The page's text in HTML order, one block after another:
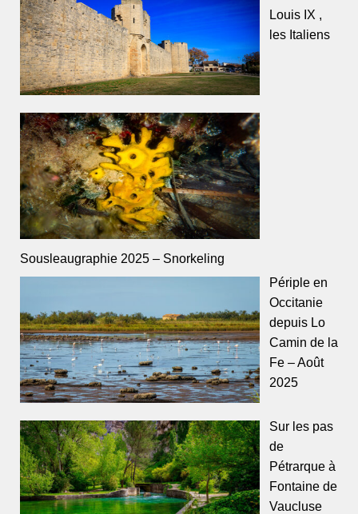
Louis IX ,
les Italiens
Sousleaugraphie 2025 – Snorkeling
Périple en
Occitanie
depuis Lo
Camin de la
Fe – Août
2025
Sur les pas
de
Pétrarque à
Fontaine de
Vaucluse